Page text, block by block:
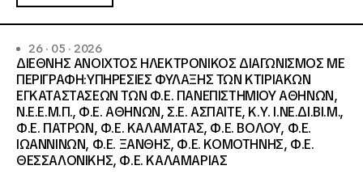
26 · 05 · 2026
ΔΙΕΘΝΗΣ ΑΝΟΙΧΤΟΣ ΗΛΕΚΤΡΟΝΙΚΟΣ ΔΙΑΓΩΝΙΣΜΟΣ ΜΕ
ΠΕΡΙΓΡΑΦΗ:ΥΠΗΡΕΣΙΕΣ ΦΥΛΑΞΗΣ ΤΩΝ ΚΤΙΡΙΑΚΩΝ
ΕΓΚΑΤΑΣΤΑΣΕΩΝ ΤΩΝ Φ.Ε. ΠΑΝΕΠΙΣΤΗΜΙΟΥ ΑΘΗΝΩΝ,
Ν.Ε.Ε.Μ.Π., Φ.Ε. ΑΘΗΝΩΝ, Σ.Ε. ΑΣΠΑΙΤΕ, Κ.Υ. Ι.ΝΕ.ΔΙ.ΒΙ.Μ.,
Φ.Ε. ΠΑΤΡΩΝ, Φ.Ε. ΚΑΛΑΜΑΤΑΣ, Φ.Ε. ΒΟΛΟΥ, Φ.Ε.
ΙΩΑΝΝΙΝΩΝ, Φ.Ε. ΞΑΝΘΗΣ, Φ.Ε. ΚΟΜΟΤΗΝΗΣ, Φ.Ε.
ΘΕΣΣΑΛΟΝΙΚΗΣ, Φ.Ε. ΚΑΛΑΜΑΡΙΑΣ